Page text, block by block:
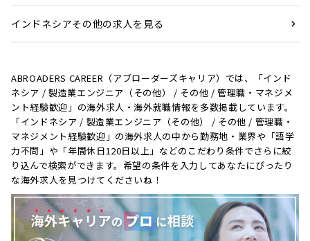
インドネシアその他の求人を見る
ABROADERS CAREER（アブローダーズキャリア）では、「インド
ネシア / 製造業エンジニア（その他） / その他 / 管理職・マネジメ
ント経験歓迎」の海外求人・海外就職情報を多数掲載しています。
「インドネシア / 製造業エンジニア（その他） / その他 / 管理職・
マネジメント経験歓迎」の海外求人の中から勤務地・業界や「語学
力不問」や「年間休日120日以上」などのこだわり条件でさらに絞
り込んで検索ができます。希望の条件を入力してあなたにぴったり
な海外求人を見つけてくださいね！